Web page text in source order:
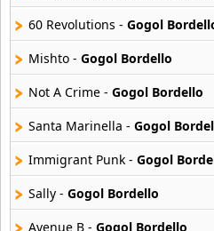
Banane Metalik
26 músicas online
16 músicas online
Beady Eye
16 músicas online
Bee Gees
29 músicas online
60 Revolutions - Gogol
Mishto - Gogol Bordello
Not A Crime - Gogol Bordello
Santa Marinella - Gogol
Immigrant Punk - Gogol
Sally - Gogol Bordello
Avenue B - Gogol Bordello